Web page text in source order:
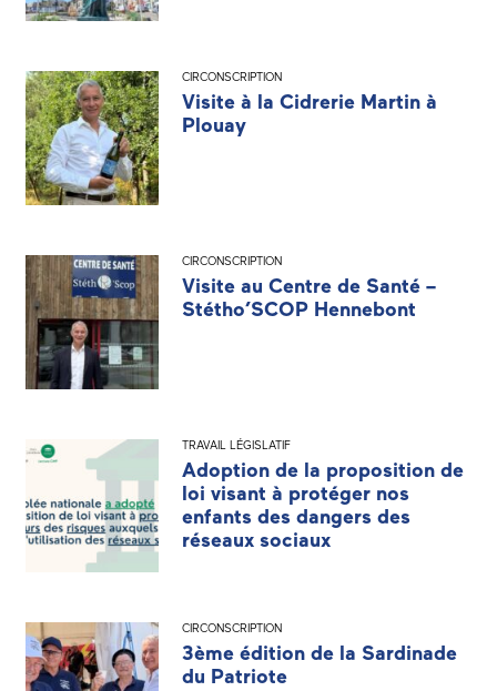
CIRCONSCRIPTION
Visite à la Cidrerie Martin à
Plouay
CIRCONSCRIPTION
Visite au Centre de Santé –
Stétho’SCOP Hennebont
TRAVAIL LÉGISLATIF
Adoption de la proposition de
loi visant à protéger nos
enfants des dangers des
réseaux sociaux
CIRCONSCRIPTION
3ème édition de la Sardinade
du Patriote